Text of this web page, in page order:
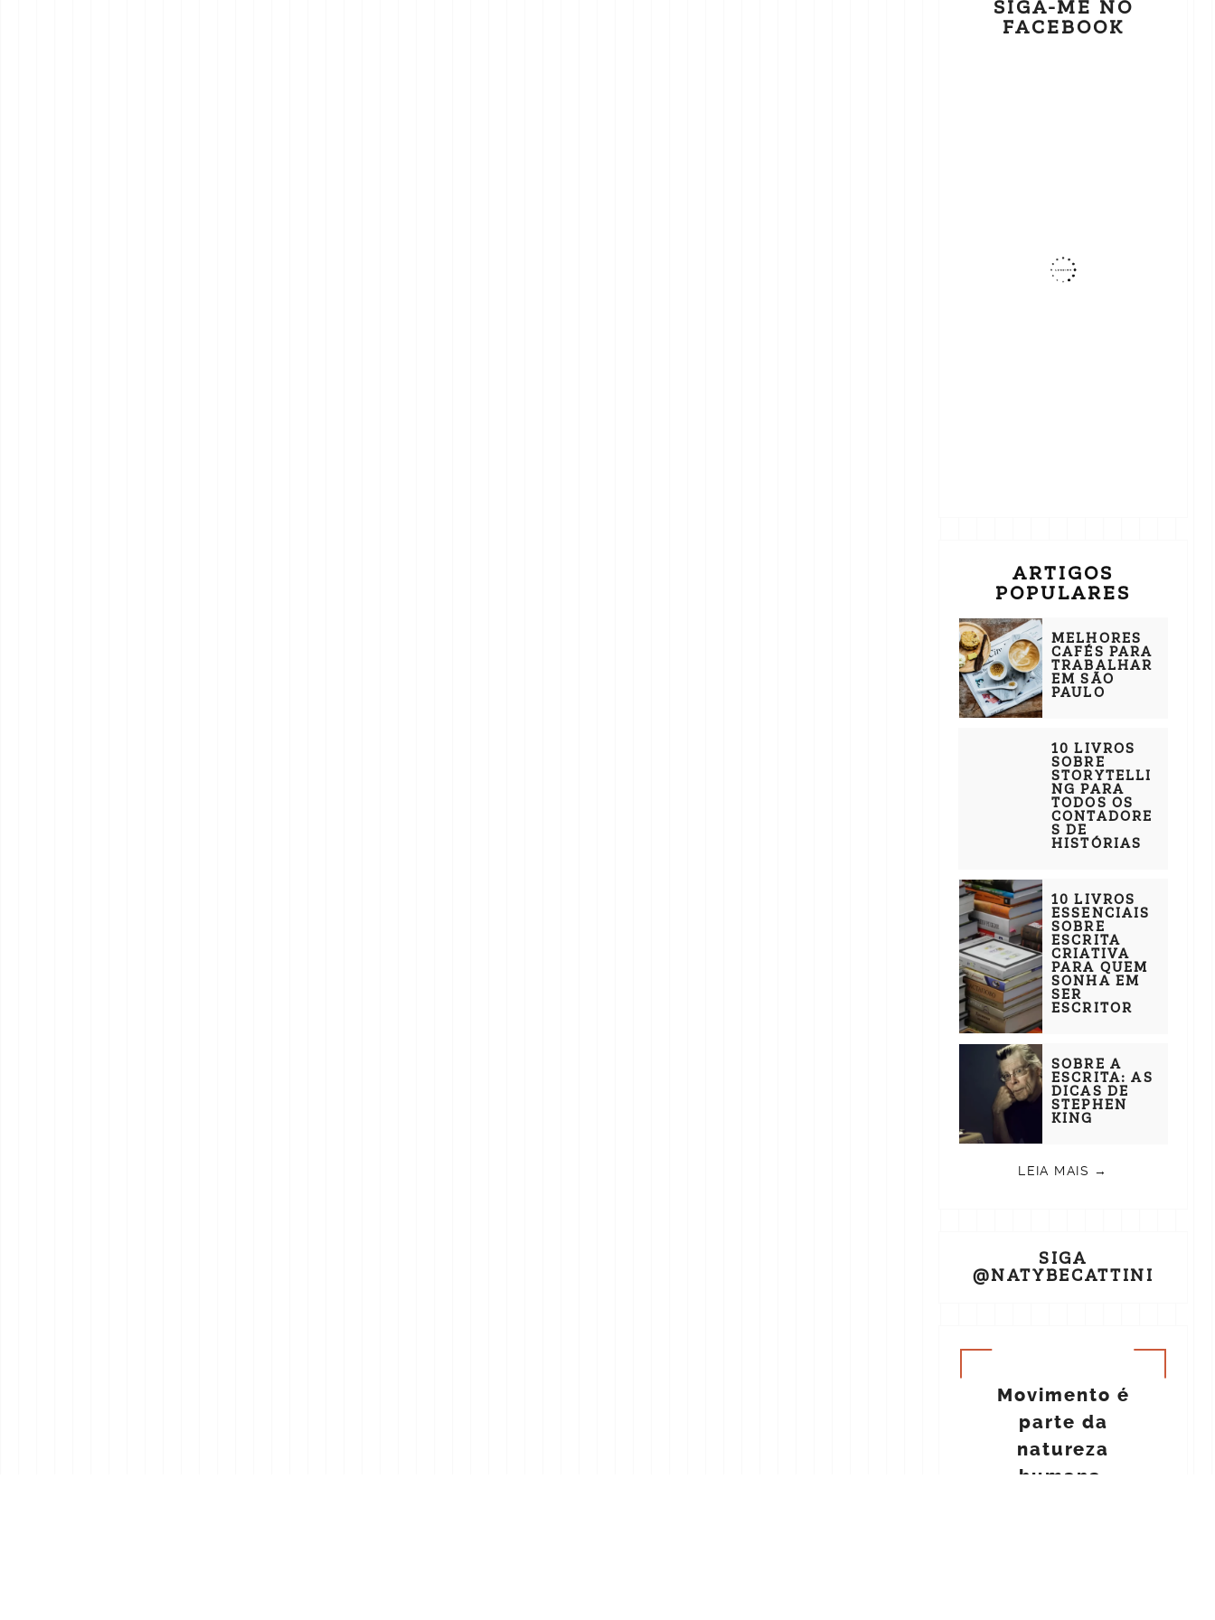
SIGA-ME NO
FACEBOOK
ARTIGOS
POPULARES
MELHORES
CAFÉS PARA
TRABALHAR
EM SÃO
PAULO
10 LIVROS
SOBRE
STORYTELLI
NG PARA
TODOS OS
CONTADORE
S DE
HISTÓRIAS
10 LIVROS
ESSENCIAIS
SOBRE
ESCRITA
CRIATIVA
PARA QUEM
SONHA EM
SER
ESCRITOR
SOBRE A
ESCRITA: AS
DICAS DE
STEPHEN
KING
LEIA MAIS →
SIGA
@NATYBECATTINI
Movimento é
parte da
natureza
humana.